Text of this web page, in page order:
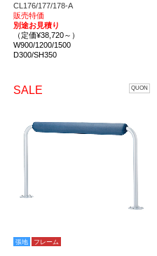
CL176/177/178-A
販売特価
別途お見積り
（定価¥38,720～）
W900/1200/1500
D300/SH350
SALE QUON
張地 フレーム